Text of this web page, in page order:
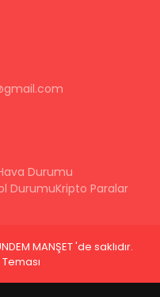
Durumu
DurumuKripto Paralar
MANŞET 'de saklıdır.